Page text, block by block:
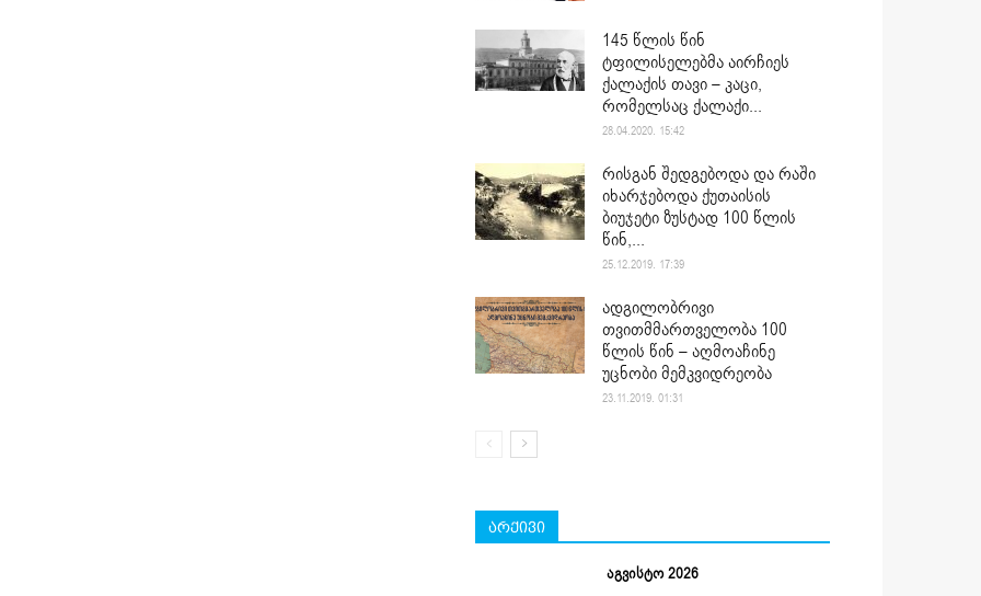
145 წლის წინ
ტფილისელებმა აირჩიეს
ქალაქის თავი – კაცი,
რომელსაც ქალაქი...
28.04.2020. 15:42
რისგან შედგებოდა და რაში
იხარჯებოდა ქუთაისის
ბიუჯეტი ზუსტად 100 წლის
წინ,...
25.12.2019. 17:39
ადგილობრივი
თვითმმართველობა 100
წლის წინ – აღმოაჩინე
უცნობი მემკვიდრეობა
23.11.2019. 01:31
არქივი
აგვისტო 2026